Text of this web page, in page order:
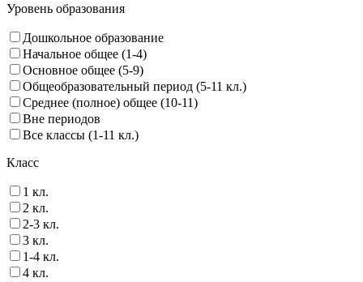
Уровень образования
Дошкольное образование
Начальное общее (1-4)
Основное общее (5-9)
Общеобразовательный период (5-11 кл.)
Среднее (полное) общее (10-11)
Вне периодов
Все классы (1-11 кл.)
Класс
1 кл.
2 кл.
2-3 кл.
3 кл.
1-4 кл.
4 кл.